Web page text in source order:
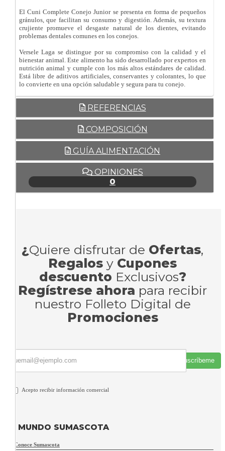
El Cuni Complete Conejo Junior se presenta en forma de pequeños
gránulos, que facilitan su consumo y digestión. Además, su textura
crujiente promueve el desgaste natural de los dientes, evitando
problemas dentales comunes en los conejos.
Versele Laga se distingue por su compromiso con la calidad y el
bienestar animal. Este alimento ha sido desarrollado por expertos en
nutrición animal y cumple con los más altos estándares de calidad.
Está libre de aditivos artificiales, conservantes y colorantes, lo que
lo convierte en una opción saludable y segura para tu conejo.
REFERENCIAS
COMPOSICIÓN
GUÍA ALIMENTACIÓN
OPINIONES
0
¿Quiere disfrutar de Ofertas,
Regalos y Cupones
descuento Exclusivos?
Regístrese ahora para recibir
nuestro Folleto Digital de
Promociones
Suscríbeme
Acepto recibir información comercial
MUNDO SUMASCOTA
Conoce Sumascota